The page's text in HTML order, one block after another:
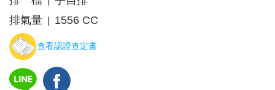
排氣量
1556 CC
查看認證查定書